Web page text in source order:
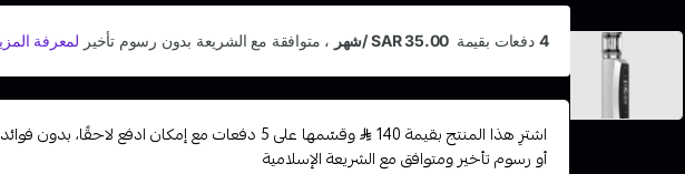
اشترِ هذا المنتج بقيمة 140
وقسّمها على 5 دفعات مع إمكان ادفع لاحقًا، بدون فوائد
أو رسوم تأخير ومتوافق مع الشريعة الإسلامية